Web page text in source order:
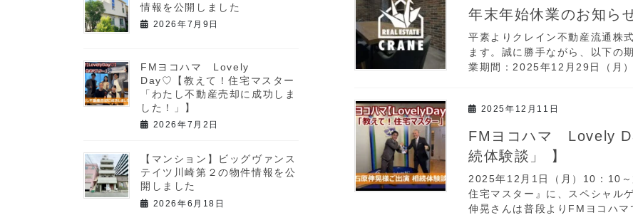
年末年始休業のお知ら
平素よりクレイン不動産流通株
ます。誠に勝手ながら、以下の
業期間：2025年12月29日（月
2025年12月11日
FMヨコハマ Lovely
続体験談」 】
2025年12月1日（月）10：10
住宅マスター』に、スペシャル
伸晃さんは普段よりFMヨコハ
情報を公開しました
2026年7月9日
FMヨコハマ Lovely
Day♡【教えて！住宅マスター
「わたし不動産売却に成功しま
した！」】
2026年7月2日
【マンション】ビッグヴァンス
テイツ川崎第２の物件情報を公
開しました
2026年6月18日